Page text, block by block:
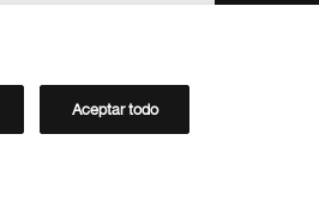
Directorio de Novartis
Aceptar todo